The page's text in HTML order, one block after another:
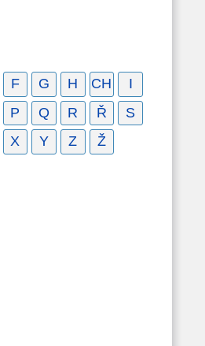
F G H CH
I
P Q R Ř
S
X Y Z Ž